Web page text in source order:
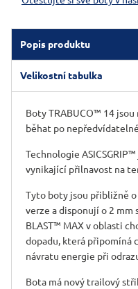
Popis produktu
Velikostní tabulka
Boty TRABUCO™ 14
běhat po
Technologie
vynikající přilnavost na
Tyto boty jsou přibližně
verze a disponují o 2
BLAST™ MAX v oblasti
dopadu, která připomíná
návratu energie při
Bota má nový trailový